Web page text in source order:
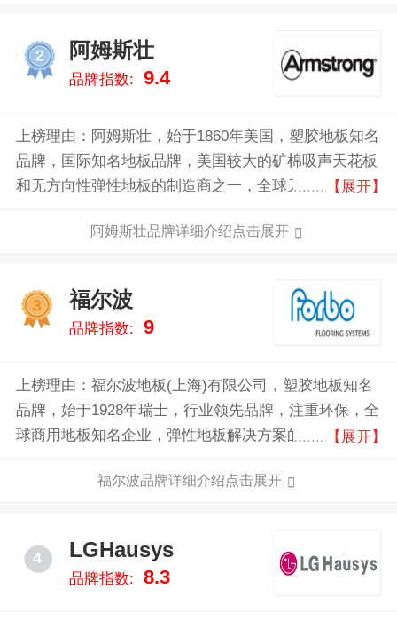
2
阿姆斯壮
品牌指数: 9.4
上榜理由：阿姆斯壮，始于1860年美国，塑胶地板知名
品牌，国际知名地板品牌，美国较大的矿棉吸声天花板
和无方向性弹性地板的制造商之一，全球天花、地材系
【展开】
阿姆斯壮品牌详细介绍点击展开
福尔波
品牌指数: 9
上榜理由：福尔波地板(上海)有限公司，塑胶地板知名
品牌，始于1928年瑞士，行业领先品牌，注重环保，全
球商用地板知名企业，弹性地板解决方案的系统供应
【展开】
福尔波品牌详细介绍点击展开
4 LGHausys
品牌指数: 8.3